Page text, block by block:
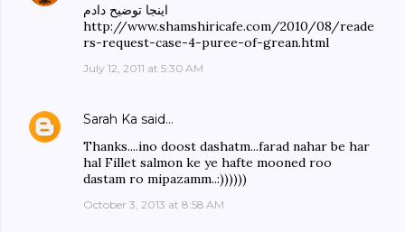
اینجا توضیح دادم
http://www.shamshiricafe.com/2010/08/reade
rs-request-case-4-puree-of-grean.html
July 12, 2011 at 5:30 AM
Sarah Ka said…
Thanks....ino doost dashatm...farad nahar be har
hal Fillet salmon ke ye hafte mooned roo
dastam ro mipazamm..:))))))
October 3, 2013 at 8:58 AM